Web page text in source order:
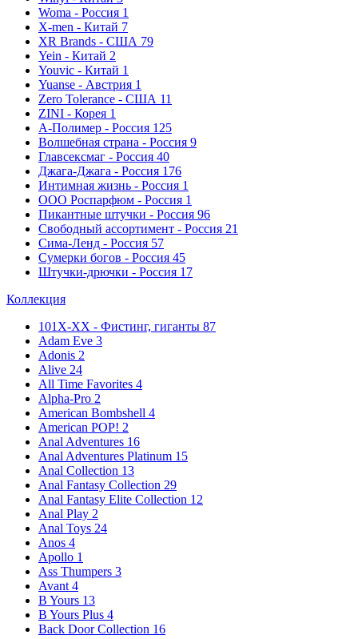
Woma - Россия 1
X-men - Китай 7
XR Brands - США 79
Yein - Китай 2
Youvic - Китай 1
Yuanse - Австрия 1
Zero Tolerance - США 11
ZINI - Корея 1
А-Полимер - Россия 125
Волшебная страна - Россия 9
Главсексмаг - Россия 40
Джага-Джага - Россия 176
Интимная жизнь - Россия 1
ООО Роспарфюм - Россия 1
Пикантные штучки - Россия 96
Свободный ассортимент - Россия 21
Сима-Ленд - Россия 57
Сумерки богов - Россия 45
Штучки-дрючки - Россия 17
Коллекция
101Х-XX - Фистинг, гиганты 87
Adam Eve 3
Adonis 2
Alive 24
All Time Favorites 4
Alpha-Pro 2
American Bombshell 4
American POP! 2
Anal Adventures 16
Anal Adventures Platinum 15
Anal Collection 13
Anal Fantasy Collection 29
Anal Fantasy Elite Collection 12
Anal Play 2
Anal Toys 24
Anos 4
Apollo 1
Ass Thumpers 3
Avant 4
B Yours 13
B Yours Plus 4
Back Door Collection 16